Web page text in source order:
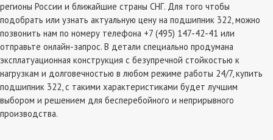
регионы России и ближайшие страны СНГ. Для того чтобы
подобрать или узнать актуальную цену на подшипник 322, можно
позвонить нам по номеру телефона +7 (495) 147-42-41 или
отправьте онлайн-запрос. В детали специально продумана
эксплатуационная конструкция с безупречной стойкостью к
нагрузкам и долговечностью в любом режиме работы 24/7, купить
подшипник 322, с такими характеристиками будет лучшим
выбором и решением для бесперебойного и неприрывного
производства.